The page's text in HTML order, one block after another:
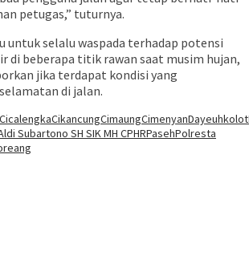
petugas,” tuturnya.
untuk selalu waspada terhadap potensi
di beberapa titik rawan saat musim hujan,
jika terdapat kondisi yang
di jalan.
CicalengkaCikancungCimaungCimenyanDayeuhkolot
Subartono SH SIK MH CPHRPasehPolresta